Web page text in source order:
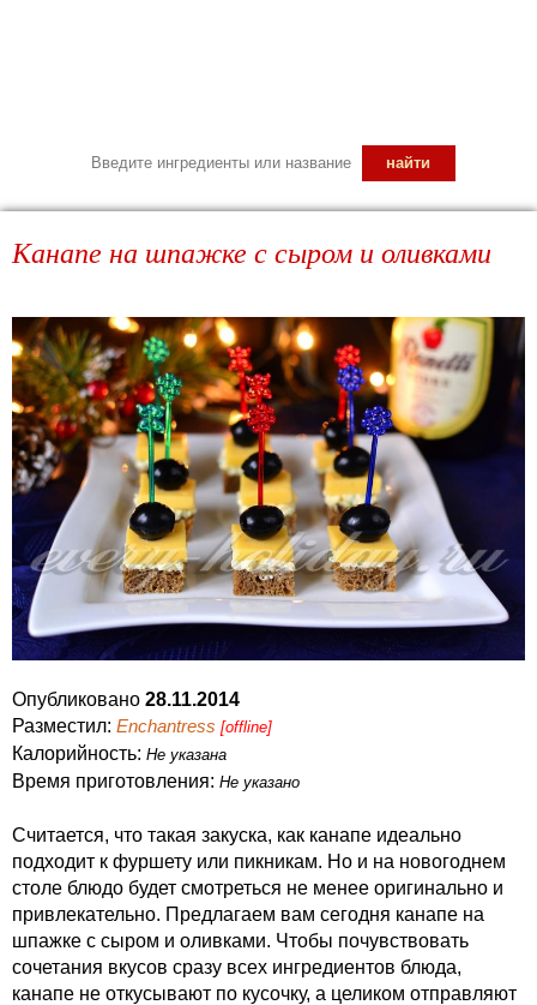
Канапе на шпажке с сыром и оливками
Опубликовано 28.11.2014
Разместил: Enchantress [offline]
Калорийность: Не указана
Время приготовления: Не указано
Считается, что такая закуска, как канапе идеально
подходит к фуршету или пикникам. Но и на новогоднем
столе блюдо будет смотреться не менее оригинально и
привлекательно. Предлагаем вам сегодня канапе на
шпажке с сыром и оливками. Чтобы почувствовать
сочетания вкусов сразу всех ингредиентов блюда,
канапе не откусывают по кусочку, а целиком отправляют